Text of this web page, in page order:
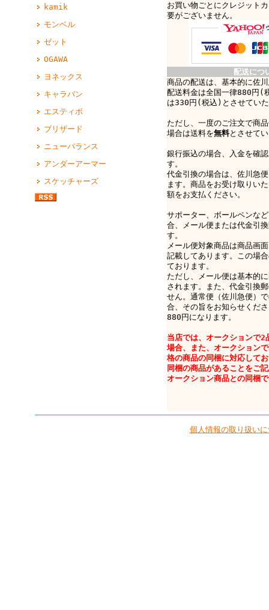
kamik
モンベル
ゼット
OGAWA
ヨネックス
キャラバン
エスティボ
ブリザード
ニューバランス
アンダーアーマー
スケッチャーズ
お買い物ごとにクレジット
要がございません。
配送につ
商品の配送は、基本的に佐
配送料金は全国一律880円(
は330円(税込)とさせてい
ただし、一度のご注文で商
場合は送料を無料とさせて
銀行振込の場合、入金を確
す。
代金引換の場合は、佐川
ます。商品をお受け取りい
額をお支払ください。
サポーター、ボールペンな
合、メール便または代金引
す。
メール便対象商品は商品画
記載してあります。この場
ております。
ただし、メール便は基本的
されます。また、代金引換
せん。通常便（佐川急便）
合、その旨をお知らせくだ
880円になります。
当店では、オークションで2
場合、また、オークション
格の商品の同梱に対応して
同梱の商品があることをご
オークション商品との同梱
個人情報の取り扱い